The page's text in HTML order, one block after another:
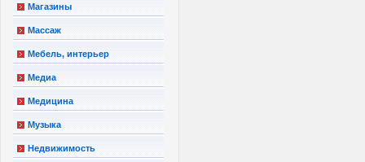
Магазины
Массаж
Мебель, интерьер
Медиа
Медицина
Музыка
Недвижимость